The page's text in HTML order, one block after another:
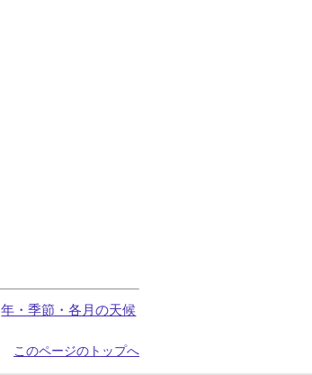
年・季節・各月の天候
このページのトップへ